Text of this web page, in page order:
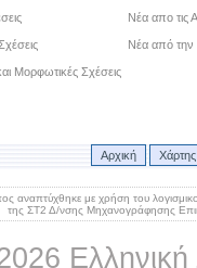
Μορφωτικές Σχέσεις
Νέα απο τις
Νέα από την
Αρχική
αναπτύχθηκε με χρήση του
της ΣΤ2 Δ/νσης Μηχανογράφησης